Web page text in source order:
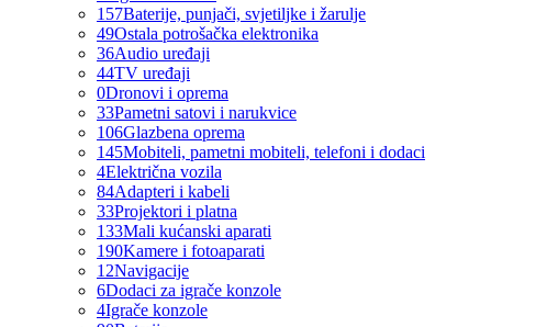
157Baterije, punjači, svjetiljke i žarulje
49Ostala potrošačka elektronika
36Audio uređaji
44TV uređaji
0Dronovi i oprema
33Pametni satovi i narukvice
106Glazbena oprema
145Mobiteli, pametni mobiteli, telefoni i dodaci
4Električna vozila
84Adapteri i kabeli
33Projektori i platna
133Mali kućanski aparati
190Kamere i fotoaparati
12Navigacije
6Dodaci za igrače konzole
4Igrače konzole